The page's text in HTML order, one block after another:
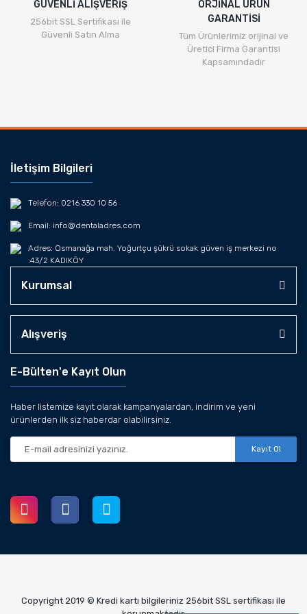
GÜVENLİ ALIŞVERİŞ
256bit SSL Sertifikası ile
Güvenli Satın Alma
ORJİNAL ÜRÜN
GARANTİSİ
Tüm Ürünlerimiz orijinal ve
Üretici Firma Garantisi
Kapsamındadır
İletişim Bilgileri
Telefon: 0216 330 10 56
Email: info@dentaladres.com
Adres: Osmanağa mah. Yoğurtçu şükrü sokak güven iş merkezi no
:43/2 KADIKÖY
Kurumsal
Alışveriş
E-Bülten'e Kayıt Olun
Haber listemize kayıt olarak kampanyalardan, indirim ve yeni
ürünlerden ilk siz haberdar olabilirsiniz.
Kayıt Ol
Copyright 2019 © Kredi kartı bilgileriniz 256bit SSL sertifikası ile